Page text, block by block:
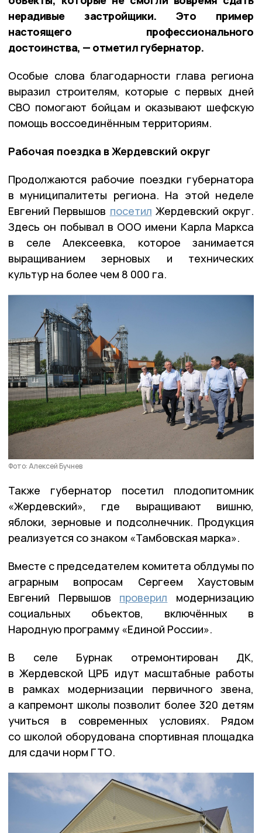
нерадивые застройщики. Это пример
настоящего профессионального
достоинства, — отметил губернатор.
Особые слова благодарности глава региона
выразил строителям, которые с первых дней
СВО помогают бойцам и оказывают шефскую
помощь воссоединённым территориям.
Рабочая поездка в Жердевский округ
Продолжаются рабочие поездки губернатора
в муниципалитеты региона. На этой неделе
Евгений Первышов посетил Жердевский округ.
Здесь он побывал в ООО имени Карла Маркса
в селе Алексеевка, которое занимается
выращиванием зерновых и технических
культур на более чем 8 000 га.
Фото: Алексей Бучнев
Также губернатор посетил плодопитомник
«Жердевский», где выращивают вишню,
яблоки, зерновые и подсолнечник. Продукция
реализуется со знаком «Тамбовская марка».
Вместе с председателем комитета облдумы по
аграрным вопросам Сергеем Хаустовым
Евгений Первышов проверил модернизацию
социальных объектов, включённых в
Народную программу «Единой России».
В селе Бурнак отремонтирован ДК,
в Жердевской ЦРБ идут масштабные работы
в рамках модернизации первичного звена,
а капремонт школы позволит более 320 детям
учиться в современных условиях. Рядом
со школой оборудована спортивная площадка
для сдачи норм ГТО.